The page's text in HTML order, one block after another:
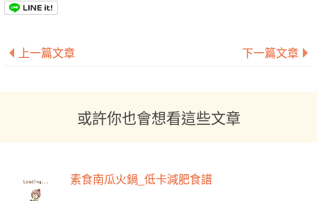
上一篇文章 下一篇文章
或許你也會想看這些文章
素食南瓜火鍋_低卡減肥食譜